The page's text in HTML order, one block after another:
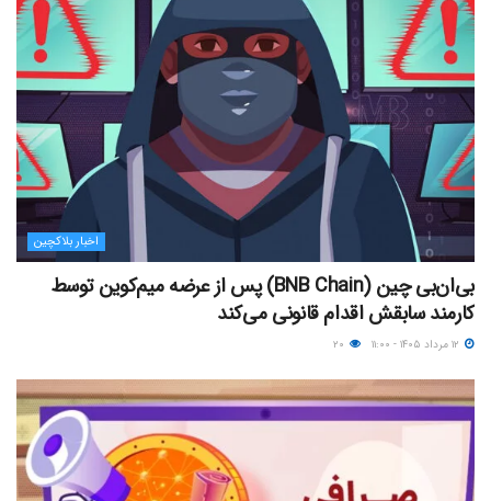
اخبار بلاکچین
بی‌ان‌بی چین (BNB Chain) پس از عرضه میم‌کوین توسط
کارمند سابقش اقدام قانونی می‌کند